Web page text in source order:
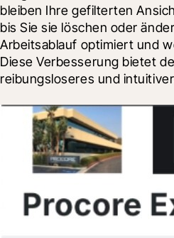
bleiben Ihre gefilterten
bis Sie sie löschen oder
Arbeitsablauf optimiert und
Diese Verbesserung bietet
reibungsloseres und